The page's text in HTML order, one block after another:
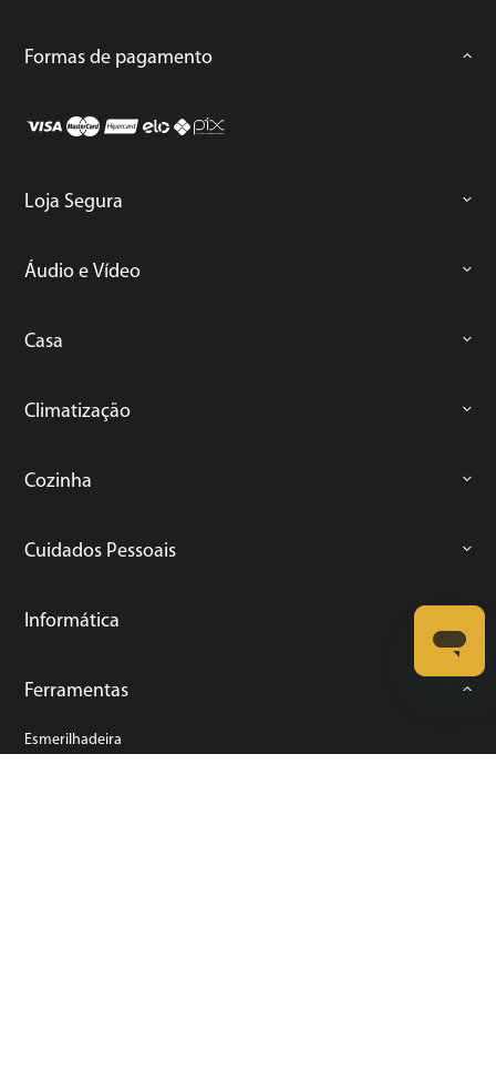
Formas de pagamento
Loja Segura
Áudio e Vídeo
Casa
Climatização
Cozinha
Cuidados Pessoais
Informática
Ferramentas
Esmerilhadeira